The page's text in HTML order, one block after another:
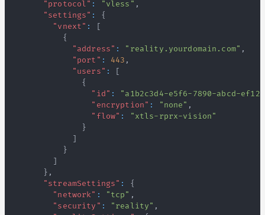
"protocol" : "vless" ,
"settings" :
{
"vnext" :
[
{
"address" : "reality.yourdomain.com" ,
"port" : 443 ,
"users" :
[
{
"id" :
"a1b2c3d4-e5f6-7890-abcd-
"encryption" : "none" ,
"flow" :
"xtls-rprx-vision"
}
]
}
]
} ,
"streamSettings" :
{
"network" : "tcp" ,
"security" : "reality" ,